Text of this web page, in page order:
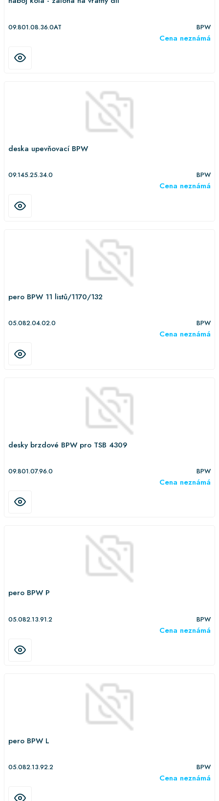
09.801.08.36.0AT BPW
Cena neznámá
deska upevňovací BPW
09.145.25.34.0 BPW
Cena neznámá
pero BPW 11 listů/1170/132
05.082.04.02.0 BPW
Cena neznámá
desky brzdové BPW pro TSB 4309
09.801.07.96.0 BPW
Cena neznámá
pero BPW P
05.082.13.91.2 BPW
Cena neznámá
pero BPW L
05.082.13.92.2 BPW
Cena neznámá